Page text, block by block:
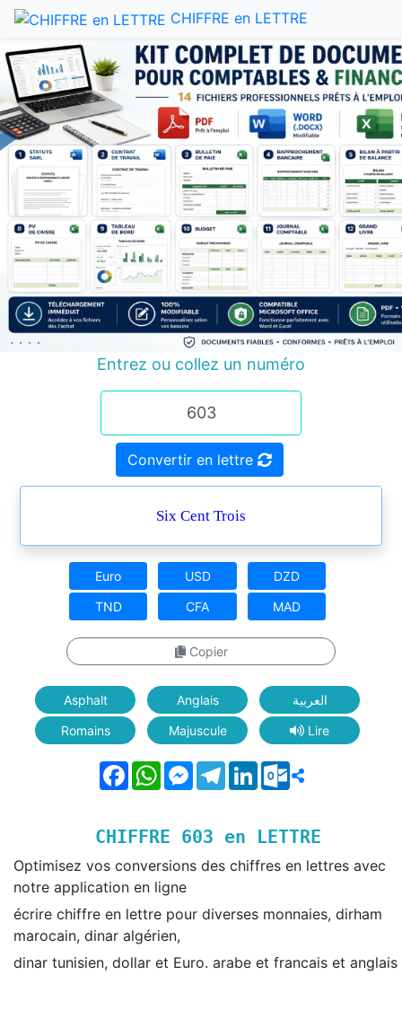
CHIFFRE en LETTRE
Entrez ou collez un numéro
Convertir en lettre
Six Cent Trois
Euro USD
DZD
TND
CFA MAD
Copier
Asphalt Anglais
العربية
Romains
Majuscule Lire
FacebookWhatsAppMessenger
Telegram
LinkedInOutlook.com
CHIFFRE 603 en LETTRE
Optimisez vos conversions des chiffres en lettres avec
notre application en ligne
écrire chiffre en lettre pour diverses monnaies, dirham
marocain, dinar algérien,
dinar tunisien, dollar et Euro. arabe et francais et anglais